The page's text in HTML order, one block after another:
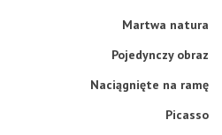
Martwa natura
Pojedynczy obraz
Naciągnięte na ramę
Picasso